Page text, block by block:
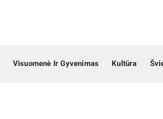
Visuomenė Ir Gyvenimas Kultūra